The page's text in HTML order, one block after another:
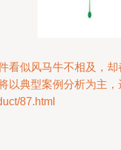
似风马牛不相及，
以典型案例分析为主
87.html